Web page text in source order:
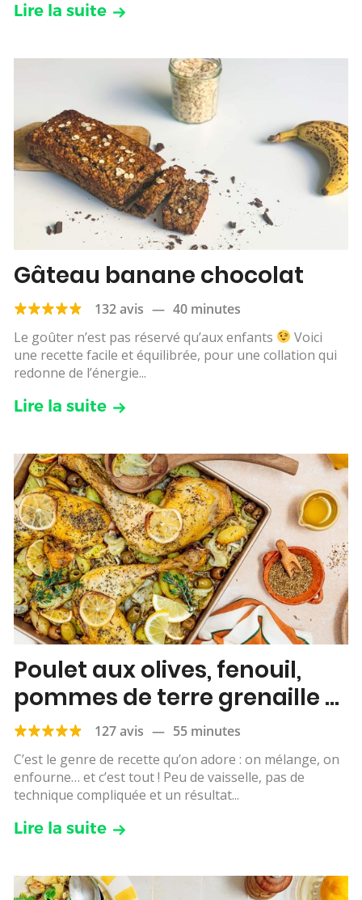
Lire la suite
Gâteau banane chocolat
132 avis — 40 minutes
Le goûter n’est pas réservé qu’aux enfants
Voici
une recette facile et équilibrée, pour une collation qui
redonne de l’énergie...
Lire la suite
Poulet aux olives, fenouil,
pommes de terre grenaille &
citron
127 avis — 55 minutes
C’est le genre de recette qu’on adore : on mélange, on
enfourne… et c’est tout ! Peu de vaisselle, pas de
technique compliquée et un résultat...
Lire la suite